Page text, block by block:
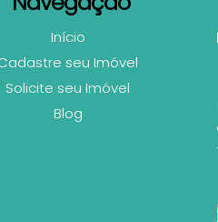
Início
seu Imóvel
Solicite seu Imóvel
Blog